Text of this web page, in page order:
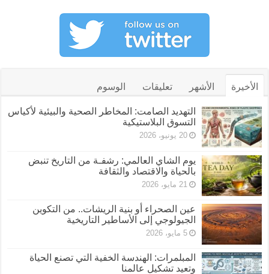
الأخيرة الأشهر تعليقات الوسوم
التهديد الصامت: المخاطر الصحية والبيئية لأكياس
التسوق البلاستيكية
20 يونيو، 2026
يوم الشاي العالمي: رشفـة من التاريخ تنبض
بالحياة والاقتصاد والثقافة
21 مايو، 2026
عين الصحراء أو بنية الريشات.. من التكوين
الجيولوجي إلى الأساطير التاريخية
5 مايو، 2026
المبلمرات: الهندسة الخفية التي تصنع الحياة
وتعيد تشكيل عالمنا